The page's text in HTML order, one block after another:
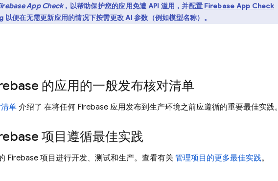
App Check，以帮助保护您的应用免遭 API 滥用，并配置 Firebase App Check
以便在无需更新应用的情况下按需更改 AI 参数（例如模型名称）。
的应用的一般发布核对清单
单介绍了 在将任何 Firebase 应用发布到生产环境之前应遵循的重要最佳实践。
项目遵循最佳实践
Firebase 项目进行开发、测试和生产。查看有关 管理项目的更多最佳实践。